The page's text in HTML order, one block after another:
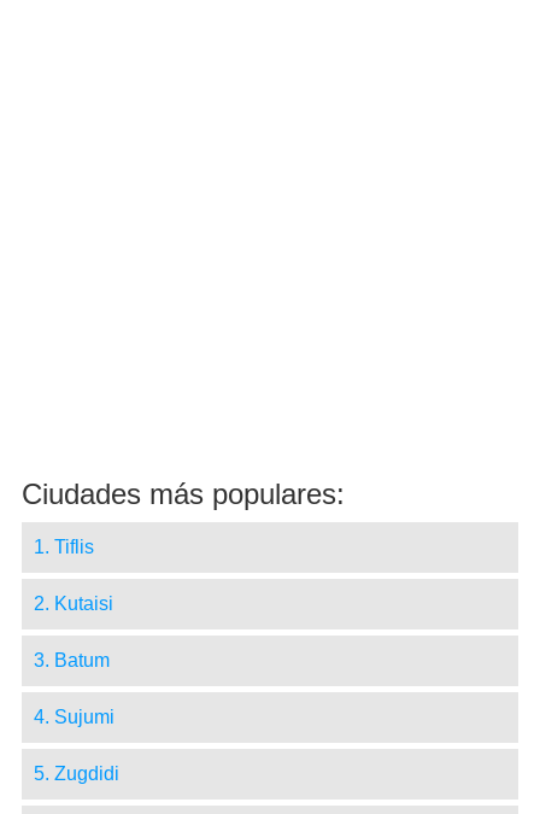
Ciudades más populares:
1. Tiflis
2. Kutaisi
3. Batum
4. Sujumi
5. Zugdidi